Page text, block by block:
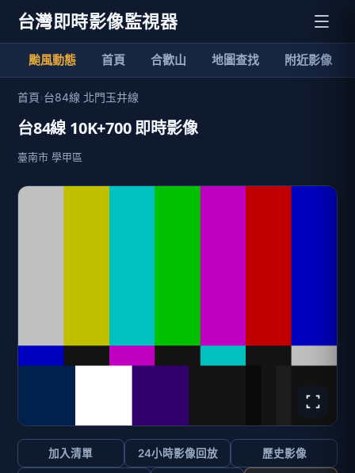
台灣即時影像監視器
颱風動態 首頁 合歡山 地圖查找 附近影像
首頁›台84線 北門玉井線
台84線 10K+700 即時影像
臺南市 學甲區
加入清單 24小時影像回放 歷史影像